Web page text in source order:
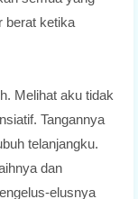
berat ketika
Melihat aku tidak
Tangannya
telanjangku.
dan
elusnya